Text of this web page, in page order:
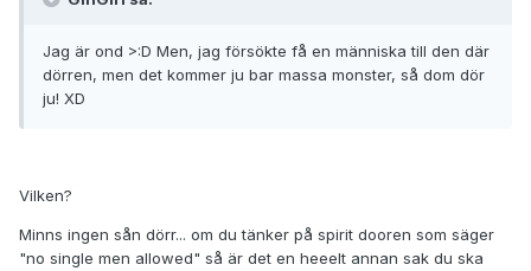
Jag är ond >:D Men, jag försökte få en människa till den där
dörren, men det kommer ju bar massa monster, så dom dör
ju! XD
Vilken?
Minns ingen sån dörr... om du tänker på spirit dooren som säger
"no single men allowed" så är det en heeelt annan sak du ska